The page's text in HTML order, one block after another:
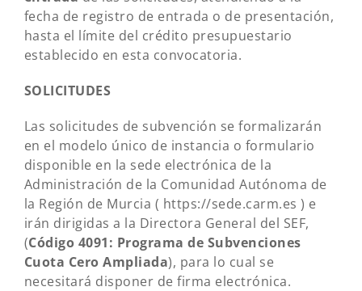
fecha de registro de entrada o de presentación,
hasta el límite del crédito presupuestario
establecido en esta convocatoria.
SOLICITUDES
Las solicitudes de subvención se formalizarán
en el modelo único de instancia o formulario
disponible en la sede electrónica de la
Administración de la Comunidad Autónoma de
la Región de Murcia ( https://sede.carm.es ) e
irán dirigidas a la Directora General del SEF,
(Código 4091: Programa de Subvenciones
Cuota Cero Ampliada), para lo cual se
necesitará disponer de firma electrónica.